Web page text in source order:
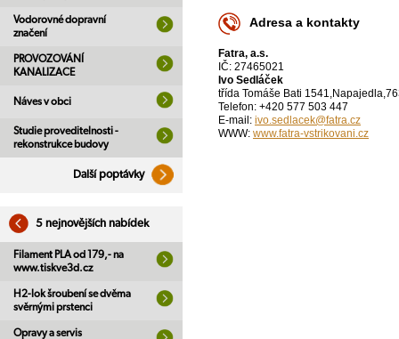
Vodorovné dopravní
značení
PROVOZOVÁNÍ
KANALIZACE
Náves v obci
Studie proveditelnosti -
rekonstrukce budovy
Další poptávky
5 nejnovějších nabídek
Filament PLA od 179,- na
www.tiskve3d.cz
H2-lok šroubení se dvěma
svěrnými prstenci
Opravy a servis
Adresa a kontakty
Fatra, a.s.
IČ: 27465021
Ivo Sedláček
třída Tomáše Bati
Telefon: +420 577 503 447
E-mail: ivo.sedlacek@fatra.cz
WWW: www.fatra-vstrikovani.cz